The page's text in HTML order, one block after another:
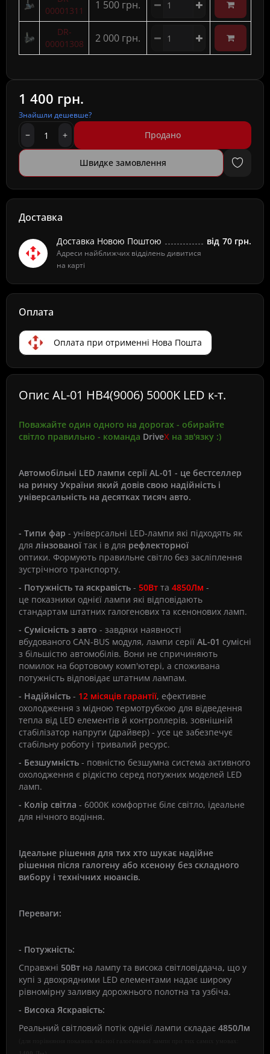
00001311
1 500 грн.
DR-
00001308
2 000 грн.
1 400 грн.
Знайшли дешевше?
Продано
Швидке замовлення
Доставка
Доставка Новою Поштою
Адреси найближчих відділень дивитися
на карті
від 70 грн.
Оплата
Оплата при отрименні Нова Пошта
Опис AL-01 HB4(9006) 5000K LED к-т.
Поважайте один одного на дорогах - обирайте
світло правильно - команда DriveX на зв'язку :)
Автомобільні LED лампи серії AL-01 - це бестселлер
на ринку України який довів свою надійність і
універсальність на десятках тисяч авто.
- Типи фар - універсальні LED-лампи які підходять як
для лінзованої так і в для рефлекторної
оптики. Формують правильне світло без засліплення
зустрічного транспорту.
- Потужність та яскравість - 50Вт та 4850Лм -
це показники однієї лампи які відповідають
стандартам штатних галогенових та ксенонових ламп.
- Сумісність з авто - завдяки наявності
вбудованого CAN-BUS модуля, лампи серії AL-01 сумісні
з більшістю автомобілів. Вони не спричиняють
помилок на бортовому комп'ютері, а споживана
потужність відповідає штатним лампам.
- Надійність - 12 місяців гарантії, ефективне
охолодження з мідною термотрубкою для відведення
тепла від LED елементів й контроллерів, зовнішній
стабілізатор напруги (драйвер) - усе це забезпечує
стабільну роботу і тривалий ресурс.
- Безшумність - повністю безшумна система активного
охолодження є рідкістю серед потужних моделей LED
ламп.
- Колір світла - 6000К комфортнє білє світло, ідеальне
для нічного водіння.
Ідеальне рішення для тих хто шукає надійне
рішення після галогену або ксенону без складного
вибору і технічних нюансів.
Переваги:
- Потужність:
Справжні 50Вт на лампу та висока світловіддача, що у
купі з двохрядними LED елементами надає широку
рівномірну заливку дорожнього полотна та узбіча.
- Висока Яскравість:
Реальний світловий потік однієї лампи складає 4850Лм